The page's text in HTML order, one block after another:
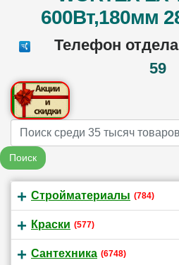
600Вт,180мм
Телефон отдела
59
Name
Поиск
Стройматериалы (784)
Краски (577)
Сантехника (6748)